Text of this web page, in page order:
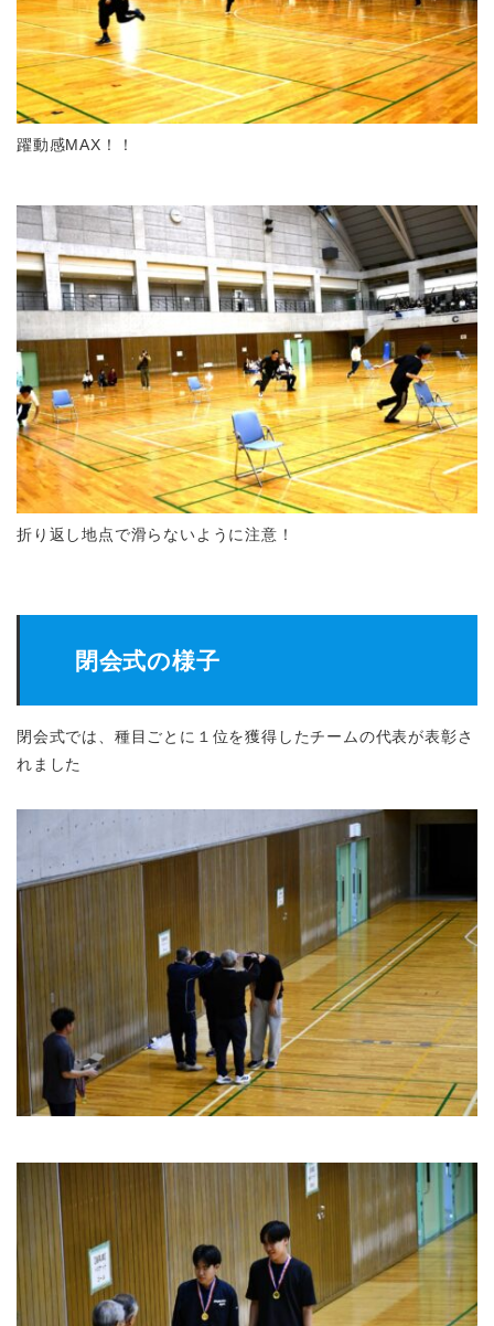
躍動感MAX！！
折り返し地点で滑らないように注意！
閉会式の様子
閉会式では、種目ごとに１位を獲得したチームの代表が表彰さ
れました